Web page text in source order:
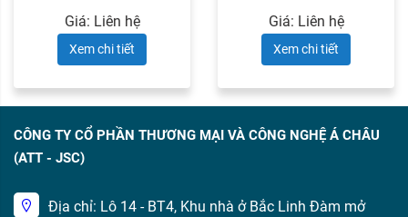
POWER BEND ...
Giá: Liên hệ
Xem chi tiết
MICRO BEND ...
Giá: Liên hệ
Xem chi tiết
CÔNG TY CỔ PHẦN THƯƠNG MẠI VÀ CÔNG NGHỆ Á CHÂU
(ATT - JSC)
Địa chỉ: Lô 14 - BT4, Khu nhà ở Bắc Linh Đàm mở